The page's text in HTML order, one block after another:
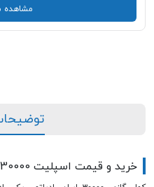
خرید و قیمت اسپلیت 30000